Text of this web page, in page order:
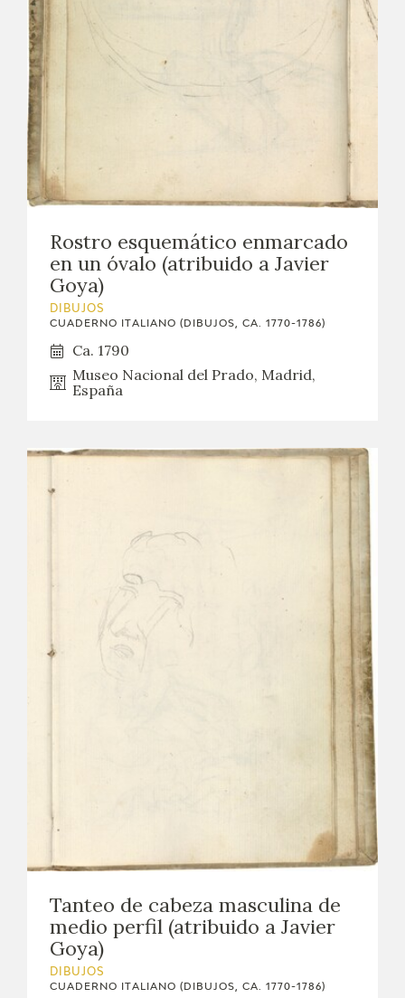
Rostro esquemático enmarcado
en un óvalo (atribuido a Javier
Goya)
DIBUJOS
CUADERNO ITALIANO (DIBUJOS, CA. 1770-1786)
Ca. 1790
Museo Nacional del Prado, Madrid,
España
Tanteo de cabeza masculina de
medio perfil (atribuido a Javier
Goya)
DIBUJOS
CUADERNO ITALIANO (DIBUJOS, CA. 1770-1786)